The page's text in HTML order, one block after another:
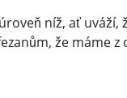
níž, ať
že máme